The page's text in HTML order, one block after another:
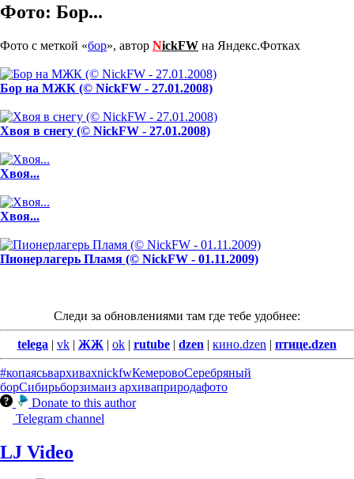
Фото: Бор...
Фото с меткой «бор», автор NickFW на Яндекс.Фотках
Бор на МЖК (© NickFW - 27.01.2008)
Хвоя в снегу (© NickFW - 27.01.2008)
Хвоя...
Хвоя...
Пионерлагерь Пламя (© NickFW - 01.11.2009)
Следи за обновлениями там где тебе удобнее:
telega | vk | ЖЖ | ok | rutube | dzen | кино.dzen | птице.dzen
#копаясьвархивахnickfwКемеровоСеребряный
борСибирьборзимаиз архиваприродафото
Donate to this author
Telegram channel
LJ Video